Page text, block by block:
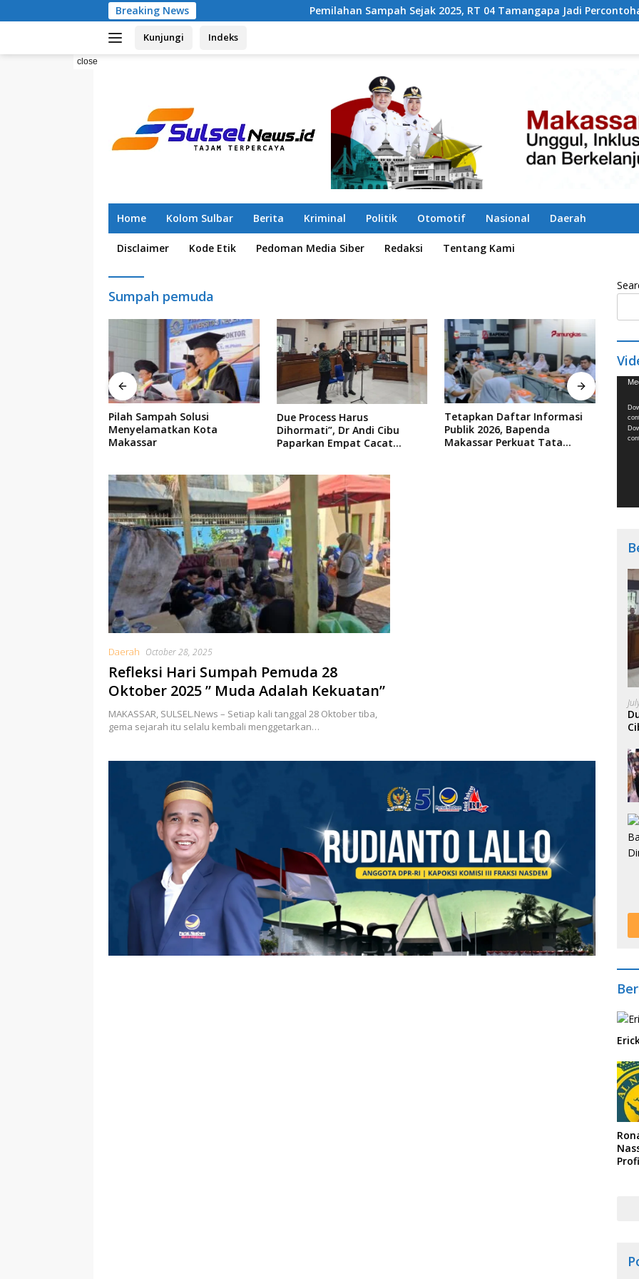
to
Breaking News Pemilahan Sampah Sejak 2025, RT 04 Tamangapa Jadi Percontohan Berbasis
Kunjungi Indeks
close
Home Kolom Sulbar Berita Kriminal Politik Otomotif Nasional Daerah
Disclaimer Kode Etik Pedoman Media Siber Redaksi Tentang Kami
Sumpah pemuda
Pilah Sampah Solusi
Menyelamatkan Kota
Makassar
Due Process Harus
Dihormati”, Dr Andi Cibu
Paparkan Empat Cacat
Tetapkan Daftar Informasi
Publik 2026, Bapenda
Makassar Perkuat Tata
Daerah October 28, 2025
Refleksi Hari Sumpah Pemuda 28
Oktober 2025 ” Muda Adalah Kekuatan”
MAKASSAR, SULSEL.News – Setiap kali tanggal 28 Oktober tiba,
gema sejarah itu selalu kembali menggetarkan…